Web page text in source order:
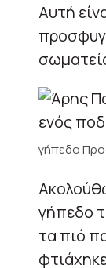
Αυτή
γήπεδο
γήπεδο
τα πιό